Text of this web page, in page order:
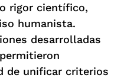
rigor científico,
humanista.
desarrolladas
de unificar criterios